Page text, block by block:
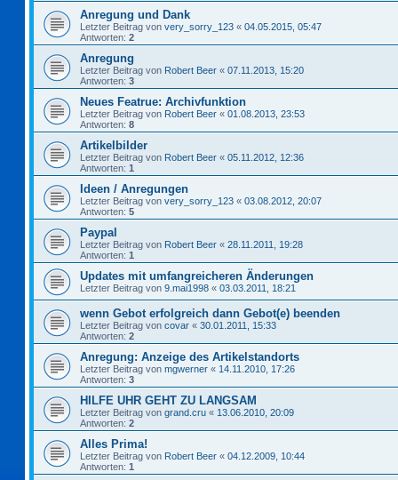
Anregung und Dank
Letzter Beitrag von very_sorry_123 « 04.05.2015, 05:47
Antworten: 2
Anregung
Letzter Beitrag von Robert Beer « 07.11.2013, 15:20
Antworten: 3
Neues Featrue: Archivfunktion
Letzter Beitrag von Robert Beer « 01.08.2013, 23:53
Antworten: 8
Artikelbilder
Letzter Beitrag von Robert Beer « 05.11.2012, 12:36
Antworten: 1
Ideen / Anregungen
Letzter Beitrag von very_sorry_123 « 03.08.2012, 20:07
Antworten: 5
Paypal
Letzter Beitrag von Robert Beer « 28.11.2011, 19:28
Antworten: 1
Updates mit umfangreicheren Änderungen
Letzter Beitrag von 9.mai1998 « 03.03.2011, 18:21
wenn Gebot erfolgreich dann Gebot(e) beenden
Letzter Beitrag von covar « 30.01.2011, 15:33
Antworten: 2
Anregung: Anzeige des Artikelstandorts
Letzter Beitrag von mgwerner « 14.11.2010, 17:26
Antworten: 3
HILFE UHR GEHT ZU LANGSAM
Letzter Beitrag von grand.cru « 13.06.2010, 20:09
Antworten: 2
Alles Prima!
Letzter Beitrag von Robert Beer « 04.12.2009, 10:44
Antworten: 1